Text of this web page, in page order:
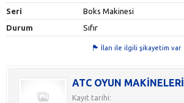
Seri
Boks Makinesi
Durum
Sıfır
İlan ile ilgili şikayetim var
ATC OYUN MAKİNELERİ
Kayıt tarihi: